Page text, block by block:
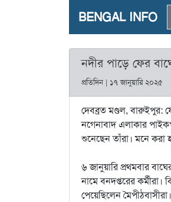
BENGAL INFO
নদীর পাড়ে ফের
প্রতিদিন | ১৭ জানুয়ারি ২০২৫
দেবব্রত মণ্ডল, বারুইপুর:
নগেনাবাদ এলাকার
শুনেছেন তাঁরা। মনে করা
৬ জানুয়ারি প্রথমবার
নামে বনদপ্তরের
পেয়েছিলেন